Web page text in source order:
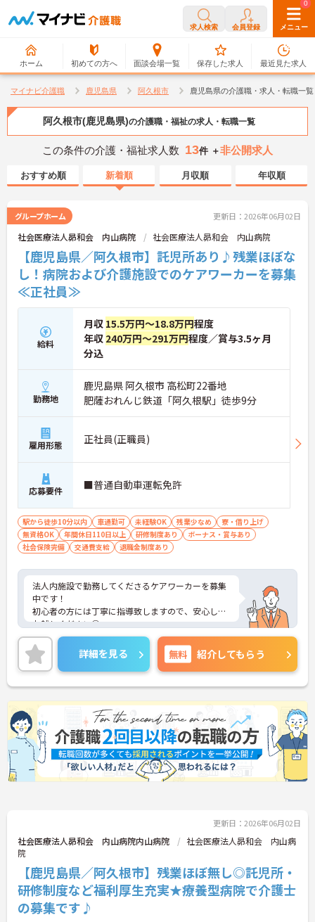
求人検索 会員登録 メニュー
ホーム 初めての方へ 面談会場一覧
0
保存した求人
0
最近見た求人
マイナビ介護職 鹿児島県 阿久根市 鹿児島県の介護職・求人・転職一覧
阿久根市(鹿児島県)の介護職・福祉の求人・転職一覧
この条件の介護・福祉求人数 13件 ＋非公開求人
おすすめ順 新着順 月収順 年収順
グループホーム 更新日：2026年06月02日
社会医療法人昴和会 内山病院 社会医療法人昴和会 内山病院
【鹿児島県／阿久根市】託児所あり♪残業ほぼな
し！病院および介護施設でのケアワーカーを募集
≪正社員≫
給料
月収 15.5万円～18.8万円程度
年収 240万円～291万円程度／賞与3.5ヶ月
分込
勤務地
鹿児島県 阿久根市 高松町22番地
肥薩おれんじ鉄道「阿久根駅」徒歩9分
雇用形態 正社員(正職員)
応募要件 ■普通自動車運転免許
駅から徒歩10分以内 車通勤可 未経験OK 残業少なめ
寮・借り上げ
無資格OK
年間休日110日以上 研修制度あり
ボーナス・賞与あり
社会保険完備
交通費支給 退職金制度あり
法人内施設で勤務してくださるケアワーカーを募集
中です！
初心者の方には丁寧に指導致しますので、安心して
お越しください◎
ご興味ある方には、面接対策ポイントなど、詳細を
お話しいたしますのでお気軽にご相談ください。
詳細を見る 無料 紹介してもらう
更新日：2026年06月02日
社会医療法人昴和会 内山病院内山病院
社会医療法人昴和会 内山病
院
【鹿児島県／阿久根市】残業ほぼ無し◎託児所・
研修制度など福利厚生充実★療養型病院で介護士
の募集です♪